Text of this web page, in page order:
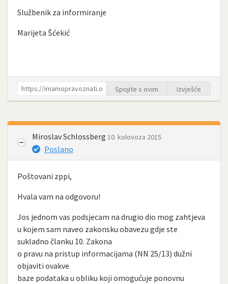
Službenik za informiranje
Marijeta Šćekić
Spojite s ovim Izvješće
Miroslav Schlossberg 10. kolovoza 2015.
Poslano
Poštovani zppi,
Hvala vam na odgovoru!
Jos jednom vas podsjecam na drugio dio mog zahtjeva
u kojem sam naveo zakonsku obavezu gdje ste
sukladno članku 10. Zakona
o pravu na pristup informacijama (NN 25/13) dužni
objaviti ovakve
baze podataka u obliku koji omogućuje ponovnu